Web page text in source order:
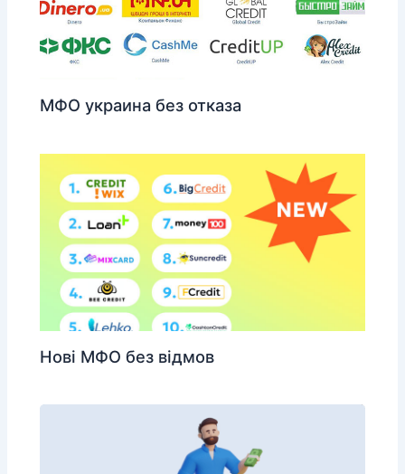
МФО украина без отказа
Нові МФО без відмов